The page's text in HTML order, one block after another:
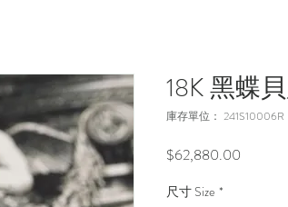
18K 黑蝶
庫存單位： 241S10006R
$62,880.00
尺寸 Size *